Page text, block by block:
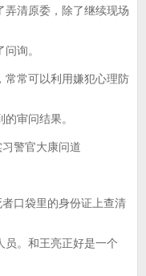
弄清原委，除了继续现场
询。
常可以利用嫌犯心理防
审问结果。
警官大康问道
口袋里的身份证上查清
员。和王亮正好是一个